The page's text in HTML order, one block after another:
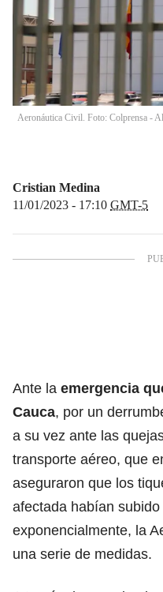
Aeronáutica Civil. Foto: Colprensa -
Cristian Medina
11/01/2023 - 17:10 GMT-5
Ante la emergencia
Cauca, por un
a su vez ante las
transporte aéreo, que
aseguraron que los
afectada habían
exponencialmente, la
una serie de medidas.